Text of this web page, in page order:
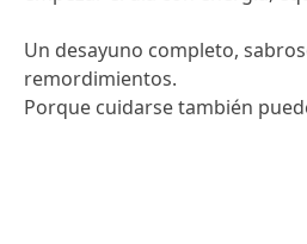
Un desayuno completo,
remordimientos.
Porque cuidarse también